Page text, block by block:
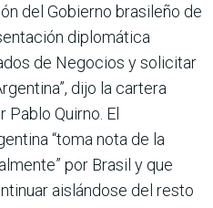
del Gobierno brasileño de
diplomática
de Negocios y solicitar
dijo la cartera
Quirno. El
“toma nota de la
por Brasil y que
aislándose del resto